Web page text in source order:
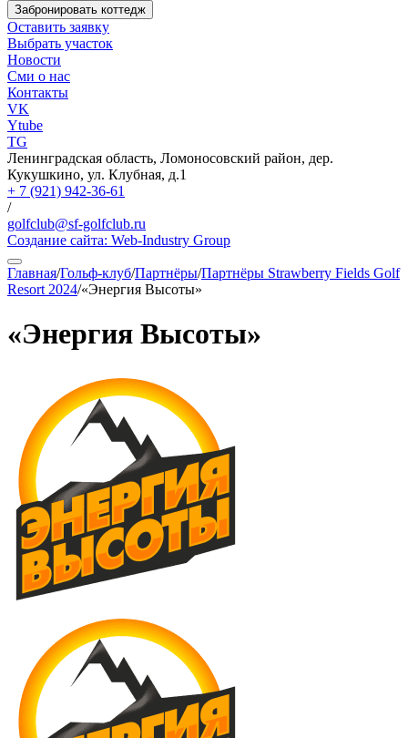
Забронировать коттедж
Оставить заявку
Выбрать участок
Новости
Сми о нас
Контакты
VK
Ytube
TG
Ленинградская область, Ломоносовский район, дер.
Кукушкино, ул. Клубная, д.1
+ 7 (921) 942-36-61
/
golfclub@sf-golfclub.ru
Создание сайта: Web-Industry Group
Главная/Гольф-клуб/Партнёры/Партнёры Strawberry Fields Golf
Resort 2024/«Энергия Высоты»
«Энергия Высоты»